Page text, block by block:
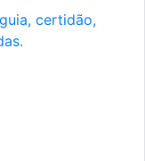
certidão,